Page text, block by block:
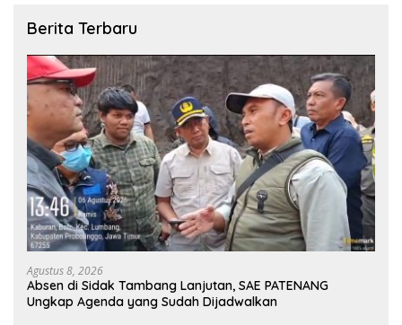
Berita Terbaru
Agustus 8, 2026
Absen di Sidak Tambang Lanjutan, SAE PATENANG
Ungkap Agenda yang Sudah Dijadwalkan